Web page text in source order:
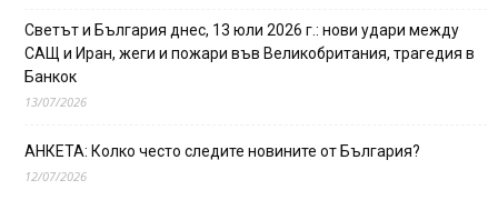
Светът и България днес, 13 юли 2026 г.: нови удари между
САЩ и Иран, жеги и пожари във Великобритания, трагедия в
Банкок
13/07/2026
АНКЕТА: Колко често следите новините от България?
12/07/2026